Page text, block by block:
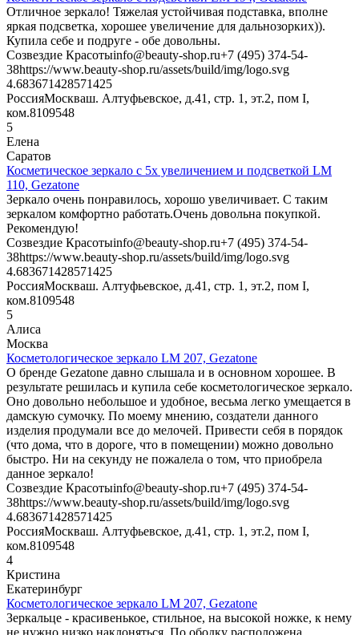
Отличное зеркало! Тяжелая устойчивая подставка, вполне
яркая подсветка, хорошее увеличение для дальнозорких)).
Купила себе и подруге - обе довольны.
Созвездие Красотыinfo@beauty-shop.ru+7 (495) 374-54-
38https://www.beauty-shop.ru/assets/build/img/logo.svg
4.683671428571425
РоссияМоскваш. Алтуфьевское, д.41, стр. 1, эт.2, пом I,
ком.8109548
5
Елена
Саратов
Косметическое зеркало с 5х увеличением и подсветкой LM
110, Gezatone
Зеркало очень понравилось, хорошо увеличивает. С таким
зеркалом комфортно работать.Очень довольна покупкой.
Рекомендую!
Созвездие Красотыinfo@beauty-shop.ru+7 (495) 374-54-
38https://www.beauty-shop.ru/assets/build/img/logo.svg
4.683671428571425
РоссияМоскваш. Алтуфьевское, д.41, стр. 1, эт.2, пом I,
ком.8109548
5
Алиса
Москва
Косметологическое зеркало LM 207, Gezatone
О бренде Gezatone давно слышала и в основном хорошее. В
результате решилась и купила себе косметологическое зеркало.
Оно довольно небольшое и удобное, весьма легко умещается в
дамскую сумочку. По моему мнению, создатели данного
изделия продумали все до мелочей. Привести себя в порядок
(что дома, что в дороге, что в помещении) можно довольно
быстро. Ни на секунду не пожалела о том, что приобрела
данное зеркало!
Созвездие Красотыinfo@beauty-shop.ru+7 (495) 374-54-
38https://www.beauty-shop.ru/assets/build/img/logo.svg
4.683671428571425
РоссияМоскваш. Алтуфьевское, д.41, стр. 1, эт.2, пом I,
ком.8109548
4
Кристина
Екатеринбург
Косметологическое зеркало LM 207, Gezatone
Зеркальце - красивенькое, стильное, на высокой ножке, к нему